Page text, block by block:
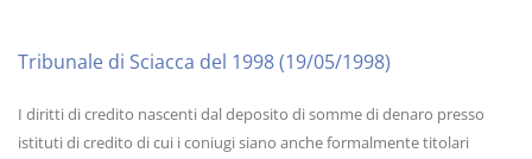
Tribunale di Sciacca del 1998 (19/05/1998)
I diritti di credito nascenti dal deposito di somme di denaro presso
istituti di credito di cui i coniugi siano anche formalmente titolari